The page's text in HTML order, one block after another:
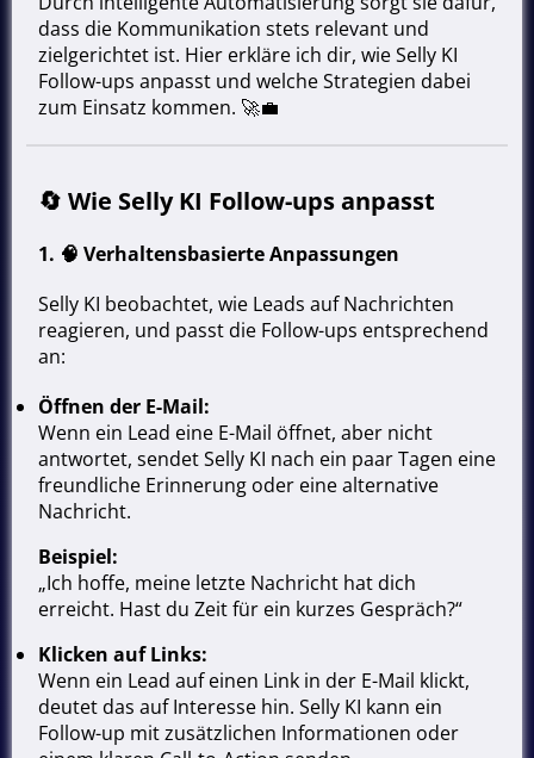
dass die Kommunikation stets relevant und
zielgerichtet ist. Hier erkläre ich dir, wie Selly KI
Follow-ups anpasst und welche Strategien dabei
zum Einsatz kommen. 🚀💼
🔄 Wie Selly KI Follow-ups anpasst
1. 🧠 Verhaltensbasierte Anpassungen
Selly KI beobachtet, wie Leads auf Nachrichten
reagieren, und passt die Follow-ups entsprechend
an:
Öffnen der E-Mail:
Wenn ein Lead eine E-Mail öffnet, aber nicht
antwortet, sendet Selly KI nach ein paar Tagen eine
freundliche Erinnerung oder eine alternative
Nachricht.
Beispiel:
„Ich hoffe, meine letzte Nachricht hat dich
erreicht. Hast du Zeit für ein kurzes Gespräch?“
Klicken auf Links:
Wenn ein Lead auf einen Link in der E-Mail klickt,
deutet das auf Interesse hin. Selly KI kann ein
Follow-up mit zusätzlichen Informationen oder